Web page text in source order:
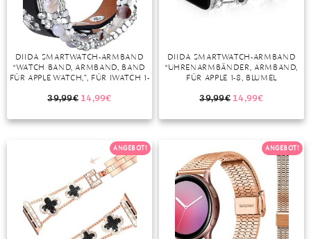
DIIDA SMARTWATCH-ARMBAND
“WATCH BAND, ARMBAND, BAND
FÜR APPLE WATCH,”, FÜR IWATCH 1-
SCHWARZ, GRAU, BRAUN
39,99€ 14,99€
DIIDA SMARTWATCH-ARMBAND
“UHRENARMBÄNDER, ARMBAND,
FÜR APPLE 1-8, BLUMEL
39,99€ 14,99€
ANGEBOT! ANGEBOT!